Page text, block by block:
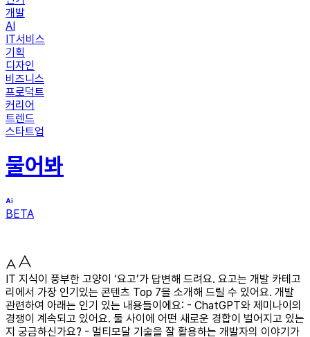
개발
AI
IT서비스
기획
디자인
비즈니스
프로덕트
커리어
트렌드
스타트업
물어봐
BETA
IT 지식이 풍부한 고양이 ‘요고’가 답변해 드려요. 요고는 개발 카테고
리에서 가장 인기있는 콘텐츠 Top 7을 소개해 드릴 수 있어요. 개발
관련하여 아래는 인기 있는 내용들이에요: - ChatGPT와 제미나이의
경쟁이 계속되고 있어요. 둘 사이에 어떤 새로운 경합이 벌어지고 있는
지 궁금하신가요? - 멀티모달 기술을 잘 활용하는 개발자의 이야기가